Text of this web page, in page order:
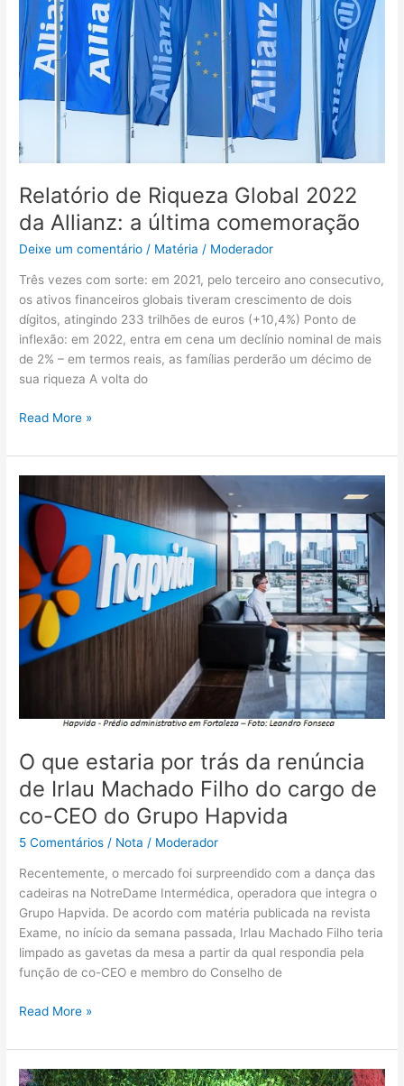
Relatório de Riqueza Global 2022
da Allianz: a última comemoração
Deixe um comentário / Matéria / Moderador
Três vezes com sorte: em 2021, pelo terceiro ano consecutivo,
os ativos financeiros globais tiveram crescimento de dois
dígitos, atingindo 233 trilhões de euros (+10,4%) Ponto de
inflexão: em 2022, entra em cena um declínio nominal de mais
de 2% – em termos reais, as famílias perderão um décimo de
sua riqueza A volta do
2022
da
Allianz:
a
última
comemoração
Read More »
O que estaria por trás da renúncia
de Irlau Machado Filho do cargo de
co-CEO do Grupo Hapvida
5 Comentários / Nota / Moderador
Recentemente, o mercado foi surpreendido com a dança das
cadeiras na NotreDame Intermédica, operadora que integra o
Grupo Hapvida. De acordo com matéria publicada na revista
Exame, no início da semana passada, Irlau Machado Filho teria
limpado as gavetas da mesa a partir da qual respondia pela
função de co-CEO e membro do Conselho de
que
por
trás
da
renúncia
de
Irlau
Machado
cargo
co-
CEO
do
Grupo
Hapvida
Read More »
Jantar